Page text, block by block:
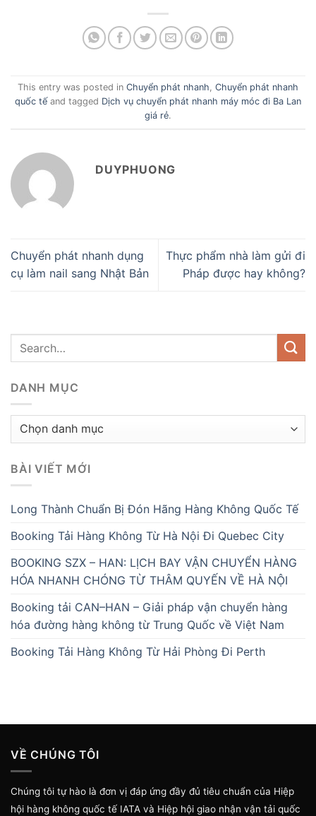
This entry was posted in Chuyển phát nhanh, Chuyển phát nhanh
quốc tế and tagged Dịch vụ chuyển phát nhanh máy móc đi Ba Lan
giá rẻ.
DUYPHUONG
Chuyển phát nhanh dụng
cụ làm nail sang Nhật Bản
Thực phẩm nhà làm gửi đi
Pháp được hay không?
DANH MỤC
Danh
BÀI VIẾT MỚI
Long Thành Chuẩn Bị Đón Hãng Hàng Không Quốc Tế
Booking Tải Hàng Không Từ Hà Nội Đi Quebec City
BOOKING SZX – HAN: LỊCH BAY VẬN CHUYỂN HÀNG
HÓA NHANH CHÓNG TỪ THÂM QUYẾN VỀ HÀ NỘI
Booking tải CAN–HAN – Giải pháp vận chuyển hàng
hóa đường hàng không từ Trung Quốc về Việt Nam
Booking Tải Hàng Không Từ Hải Phòng Đi Perth
VỀ CHÚNG TÔI
Chúng tôi tự hào là đơn vị đáp ứng đầy đủ tiêu chuẩn của Hiệp
hội hàng không quốc tế IATA và Hiệp hội giao nhận vận tải quốc